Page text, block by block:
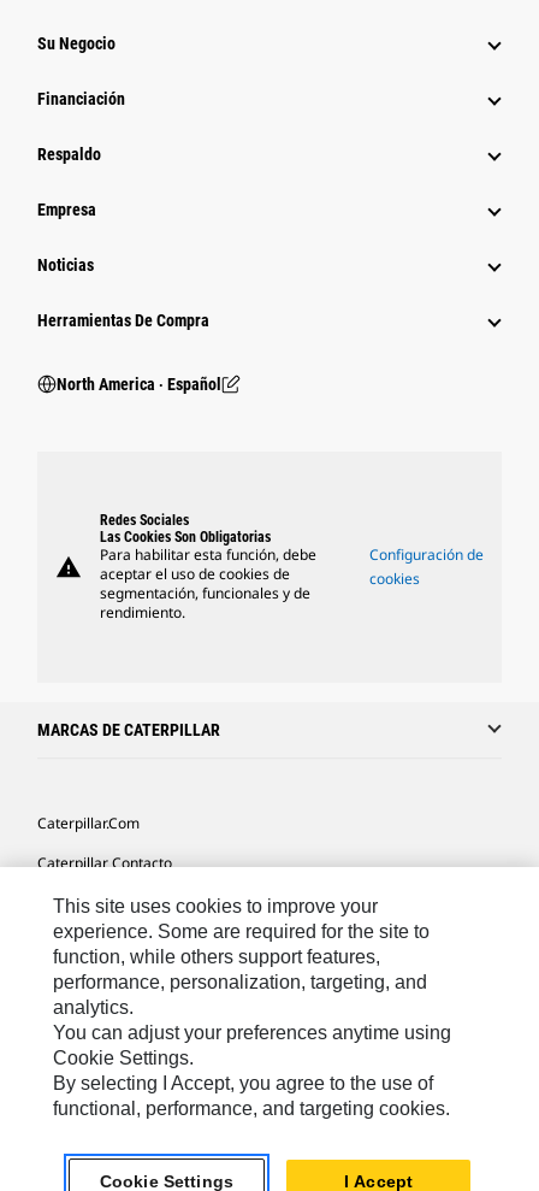
Su Negocio
Financiación
Respaldo
Empresa
Noticias
Herramientas De Compra
North America ‧ Español
warning
Redes Sociales
Las Cookies Son Obligatorias
Para habilitar esta función, debe
aceptar el uso de cookies de
segmentación, funcionales y de
rendimiento.
Configuración de
cookies
MARCAS DE CATERPILLAR
Caterpillar.com
Caterpillar Contacto
Mis Preferencias De Marketing
Site Map
Cookie Settings
Legal
Privacy
US- Español© 2026 Caterpillar. Todos los derechos reservados.
This site uses cookies to improve your
experience. Some are required for the site to
function, while others support features,
performance, personalization, targeting, and
analytics.
You can adjust your preferences anytime using
Cookie Settings.
By selecting I Accept, you agree to the use of
functional, performance, and targeting cookies.
Cookie Settings I Accept